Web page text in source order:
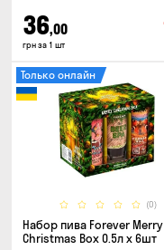
36,00
грн за 1 шт
(0)
Только онлайн
Набор пива Forever Merry
Christmas Box 0.5л x 6шт